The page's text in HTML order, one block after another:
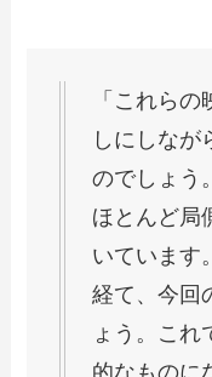
「これら
しにしなが
のでしょう
ほとんど局
いています
経て、今回
ょう。これ
的なものに